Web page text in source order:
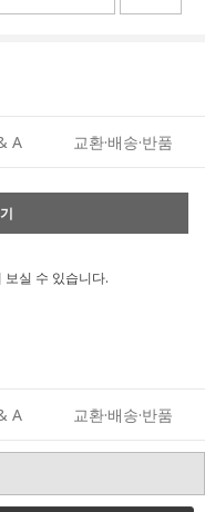
A 교환·배송·반품
실 수 있습니다.
A 교환·배송·반품